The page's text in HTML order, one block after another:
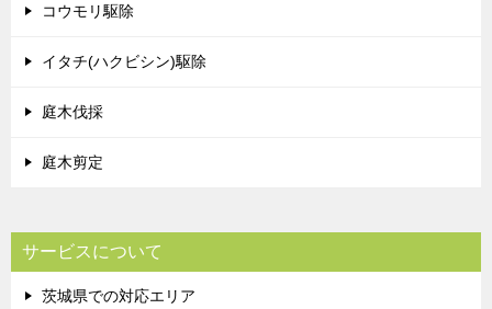
コウモリ駆除
イタチ(ハクビシン)駆除
庭木伐採
庭木剪定
サービスについて
茨城県での対応エリア